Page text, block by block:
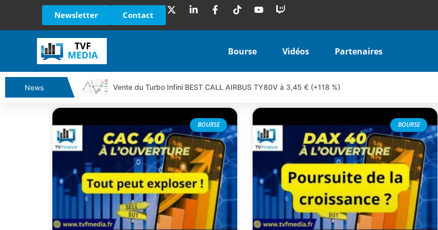
Newsletter Contact
Bourse Vidéos Partenaires
News
Vente du Turbo Infini BEST CALL AIRBUS TY80V à 3,45 € (+118 %)
Vente du Turbo infini BEST PUT COINBASE WO83V à 0,51 € (+46 %)
Dichotomie profonde. Des marchés en hausse | Point Stratégique Hebdomadaire – Éric Galiègue
Tout peut exploser ! | Antoine Quesada – Chrono CAC
Gaza, Iran, Chine : la guerre mondiale vient de commencer | par Louis-Antoine Michelet
Jean Marie Seronie :Loi agricole : vraie réforme ou simple réponse à la colère ?| Interview Éco
DAX40 : Poursuite de la croissance ? | Erick Sebban – Chrono DAX
CAPGEMINI : Un signal haussier avant les résultats ? | Daniel Cohen de Lara – Market Movers
REMY COINTREAU : Le rebond est-il enfin confirmé ? | Daniel Cohen de Lara – Market Movers
BOURSE BOURSE